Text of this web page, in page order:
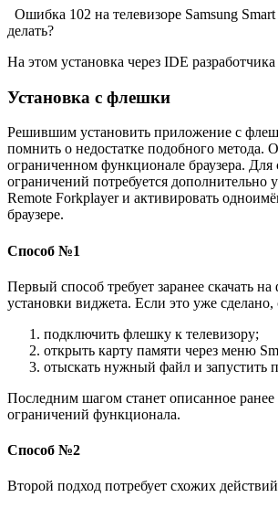
Ошибка 102 на телевизоре Samsung
делать?
На этом установка через IDE разработчика
Установка с флешки
Решившим установить приложение с
помнить о недостатке подобного метода.
ограниченном функционале браузера. Для
ограничений потребуется дополнительно
Remote Forkplayer и активировать
браузере.
Способ №1
Первый способ требует заранее скачать
установки виджета. Если это уже сделано,
подключить флешку к телевизору;
открыть карту памяти через меню
отыскать нужный файл и запустить
Последним шагом станет описанное ранее
ограничений функционала.
Способ №2
Второй подход потребует схожих